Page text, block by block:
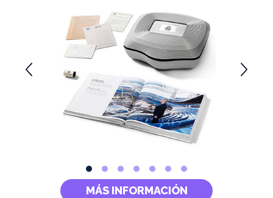
MÁS INFORMACIÓN